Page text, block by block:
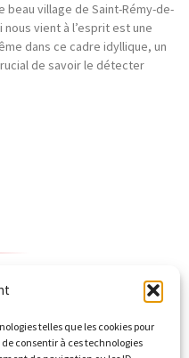
telles que les cookies pour
consentir à ces technologies
beau village de Saint-Rémy-de-
vient à l’esprit est une
dans ce cadre idyllique, un
de savoir le détecter